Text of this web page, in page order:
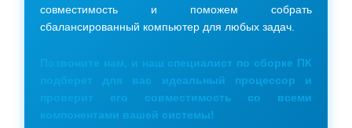
совместимость и поможем собрать
сбалансированный компьютер для любых задач.
Позвоните нам, и наш специалист по сборке ПК
подберет для вас идеальный процессор и
проверит его совместимость со всеми
компонентами вашей системы!